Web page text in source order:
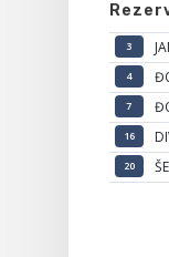
3
4
7
16
20